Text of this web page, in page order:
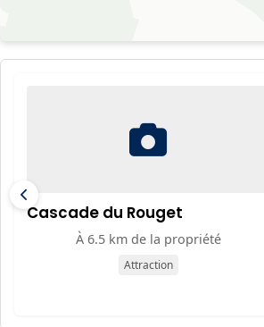
Cascade du Rouget
À 6.5 km de la propriété
Attraction